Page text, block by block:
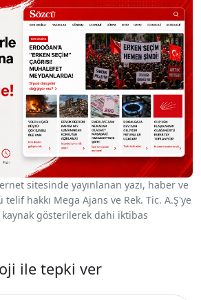
sitesinde yayınlanan yazı, haber ve
hakkı Mega Ajans ve Rek. Tic. A.Ş'ye
gösterilerek dahi iktibas
ile tepki ver